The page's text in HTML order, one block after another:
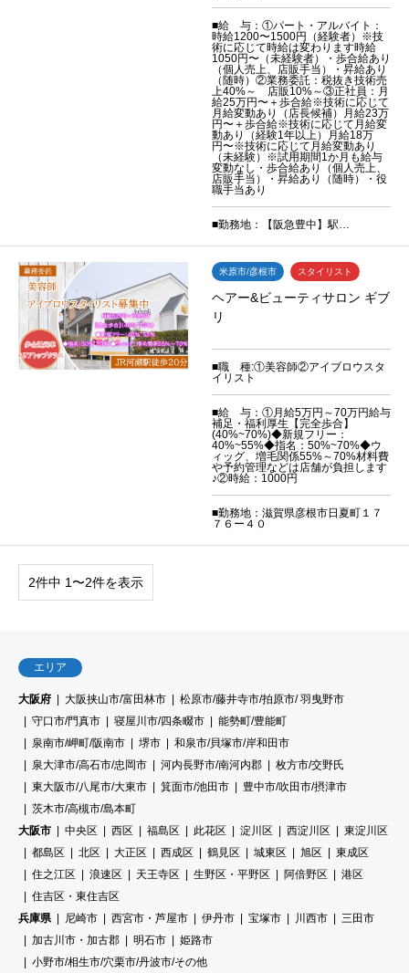
■給 与：①パート・アルバイト：
時給1200〜1500円（経験者）※技
術に応じて時給は変わります時給
1050円〜（未経験者）・歩合給あり
（個人売上、店販手当）・昇給あり
（随時）②業務委託：税抜き技術売
上40%～ 店販10%～③正社員：月
給25万円〜＋歩合給※技術に応じて
月給変動あり（店長候補）月給23万
円〜＋歩合給※技術に応じて月給変
動あり（経験1年以上）月給18万
円〜※技術に応じて月給変動あり
（未経験）※試用期間1か月も給与
変動なし・歩合給あり（個人売上、
店販手当）・昇給あり（随時）・役
職手当あり
■勤務地：【阪急豊中】駅…
米原市/彦根市 スタイリスト
ヘアー&ビューティサロン ギブ
リ
■職 種:①美容師②アイブロウスタ
イリスト
■給 与：①月給5万円～70万円給与
補足・福利厚生【完全歩合】
(40%~70%)◆新規フリー：
40%~55%◆指名：50%~70%◆ウ
ィッグ、増毛関係55%～70%材料費
や予約管理などは店舗が負担します
♪②時給：1000円
■勤務地：滋賀県彦根市日夏町１７
７６ー４０
2件中 1〜2件を表示
エリア
大阪府 大阪挟山市/富田林市
松原市/藤井寺市/拍原市/ 羽曳野市
守口市/門真市
寝屋川市/四条畷市
能勢町/豊能町
泉南市/岬町/阪南市
堺市
和泉市/貝塚市/岸和田市
泉大津市/高石市/忠岡市
河内長野市/南河内郡
枚方市/交野氏
東大阪市/八尾市/大東市
箕面市/池田市
豊中市/吹田市/摂津市
茨木市/高槻市/島本町
大阪市
中央区 西区 福島区 此花区 淀川区 西淀川区
東淀川区
都島区
北区 大正区 西成区 鶴見区 城東区 旭区
東成区
住之江区
浪速区 天王寺区 生野区・平野区 阿倍野区
港区
住吉区・東住吉区
兵庫県
尼崎市 西宮市・芦屋市 伊丹市 宝塚市 川西市
三田市
加古川市・加古郡
明石市
姫路市
小野市/相生市/穴栗市/丹波市/その他